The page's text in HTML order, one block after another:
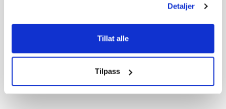
Detaljer
Tillat alle
Tilpass